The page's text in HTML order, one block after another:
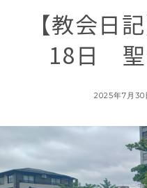
【教会日
18日 聖
POSTED
2025年7月30